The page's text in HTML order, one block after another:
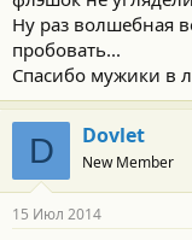
Ну раз волшебная
пробовать...
Спасибо мужики в
D Dovlet
New Member
15 Июл 2014